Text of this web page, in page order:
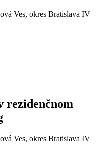
Ves, okres Bratislava IV
rezidenčnom
Ves, okres Bratislava IV